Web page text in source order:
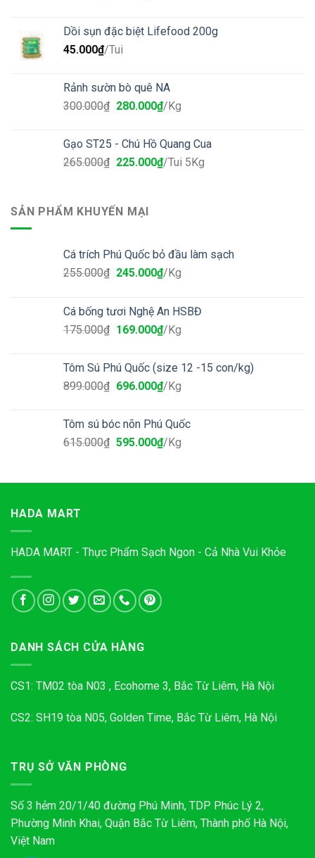
Dồi sụn đặc biệt Lifefood 200g
45.000₫/Tui
Rảnh sườn bò quê NA
300.000₫ 280.000₫/Kg
Gạo ST25 - Chú Hồ Quang Cua
265.000₫ 225.000₫/Tui 5Kg
SẢN PHẨM KHUYẾN MẠI
Cá trích Phú Quốc bỏ đầu làm sạch
255.000₫ 245.000₫/Kg
Cá bống tươi Nghệ An HSBĐ
175.000₫ 169.000₫/Kg
Tôm Sú Phú Quốc (size 12 -15 con/kg)
899.000₫ 696.000₫/Kg
Tôm sú bóc nõn Phú Quốc
615.000₫ 595.000₫/Kg
HADA MART
HADA MART - Thực Phẩm Sạch Ngon - Cả Nhà Vui Khỏe
DANH SÁCH CỬA HÀNG
CS1: TM02 tòa N03 , Ecohome 3, Bắc Từ Liêm, Hà Nội
CS2: SH19 tòa N05, Golden Time, Bắc Từ Liêm, Hà Nội
TRỤ SỞ VĂN PHÒNG
Số 3 hẻm 20/1/40 đường Phú Minh, TDP Phúc Lý 2,
Phường Minh Khai, Quận Bắc Từ Liêm, Thành phố Hà Nội,
Việt Nam